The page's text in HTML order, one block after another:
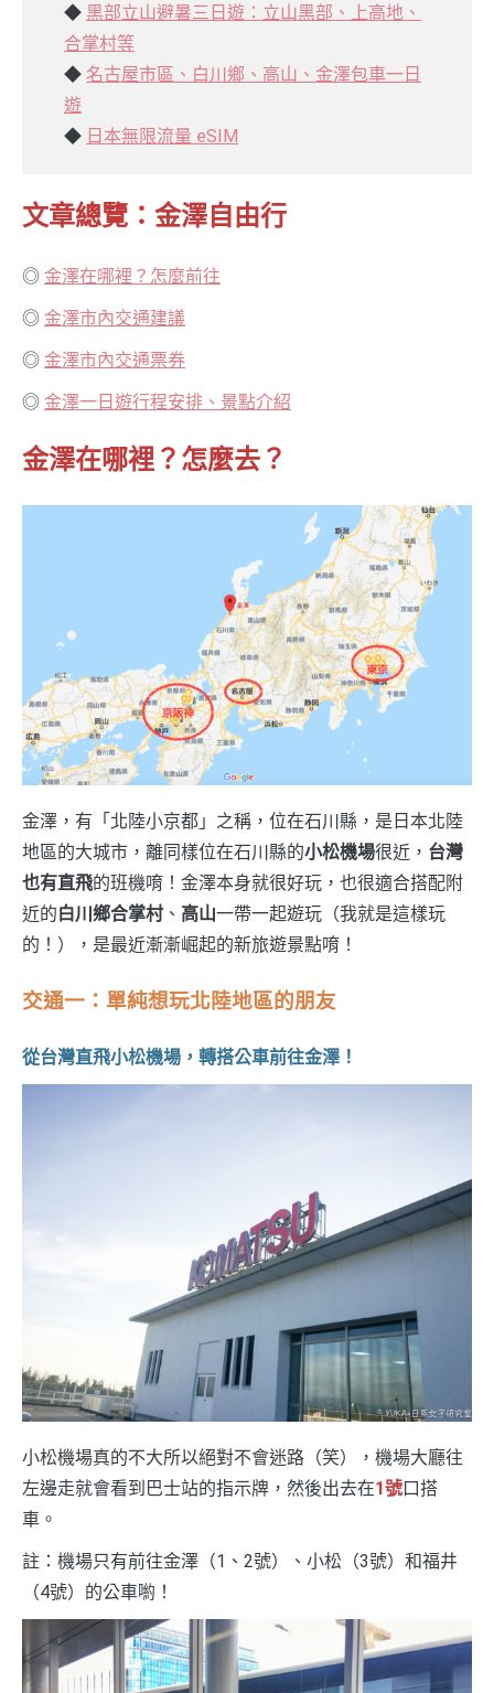
◆ 黑部立山避暑三日遊：立山黑部、上高地、
合掌村等
◆ 名古屋市區、白川鄉、高山、金澤包車一日
遊
◆ 日本無限流量 eSIM
文章總覽： 金澤自由行
◎ 金澤在哪裡？怎麼前往
◎ 金澤市內交通建議
◎ 金澤市內交通票券
◎ 金澤一日遊行程安排、景點介紹
金澤在哪裡？怎麼去？
金澤，有「北陸小京都」之稱，位在石川縣，是日本北陸
地區的大城市，離同樣位在石川縣的小松機場很近， 台灣
也有直飛的班機唷！金澤本身就很好玩，也很適合搭配附
近的白川鄉合掌村 、 高山一帶一起遊玩（我就是這樣玩
的！），是最近漸漸崛起的新旅遊景點唷！
交通一：單純想玩北陸地區的朋友
從台灣直飛小松機場，轉搭公車前往金澤！
小松機場真的不大所以絕對不會迷路（笑），機場大廳往
左邊走就會看到巴士站的指示牌，然後出去在1號口搭
車。
註：機場只有前往金澤（1、2號）、小松（3號）和福井
（4號）的公車喲！